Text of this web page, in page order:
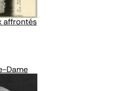
affrontés
Dame